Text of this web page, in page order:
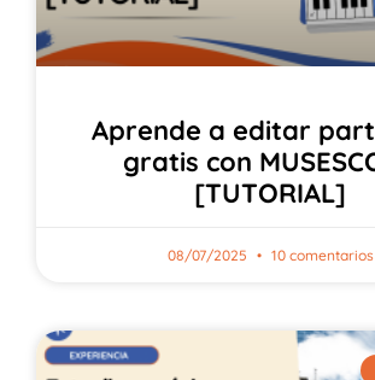
Aprende a editar
gratis con
[TUTORIAL]
08/07/2025 10 comentarios